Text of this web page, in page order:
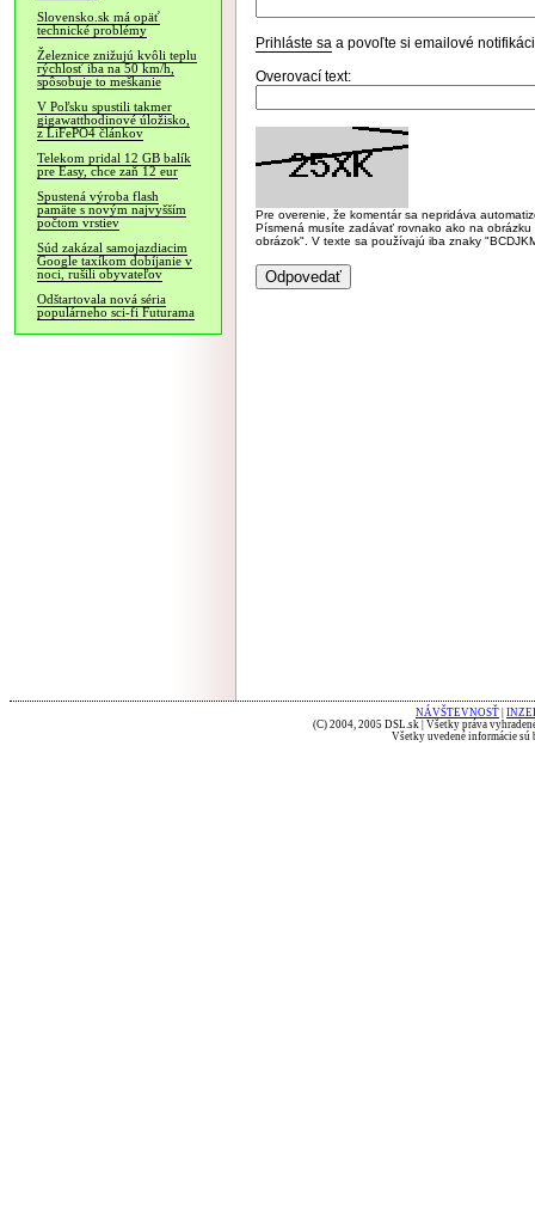
Slovensko.sk má opäť
technické problémy
Železnice znižujú kvôli teplu
rýchlosť iba na 50 km/h,
spôsobuje to meškanie
V Poľsku spustili takmer
gigawatthodinové úložisko,
z LiFePO4 článkov
Telekom pridal 12 GB balík
pre Easy, chce zaň 12 eur
Spustená výroba flash
pamäte s novým najvyšším
počtom vrstiev
Súd zakázal samojazdiacim
Google taxíkom dobíjanie v
noci, rušili obyvateľov
Odštartovala nová séria
populárneho sci-fi Futurama
Prihláste sa a povoľte si emailové
Overovací text:
Pre overenie, že komentár sa nepridáva
Písmená musíte zadávať rovnako ako na
obrázok". V texte sa používajú iba znaky
NÁVŠTEVNOSŤ
(C) 2004, 2005 DSL.sk | Všetky práva
Všetky uvedené informácie sú